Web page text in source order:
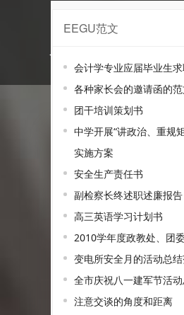
建筑安装
EEGU范文
会计学专业应届毕业生
各种家长会的邀请函的
团干培训策划书
中学开展“讲政治、重规
实施方案
安全生产责任书
副检察长终述职述廉报告
高三英语学习计划书
2010学年度政教处、团
变电所安全月的活动总
全市庆祝八一建军节活
注意交谈的角度和距离